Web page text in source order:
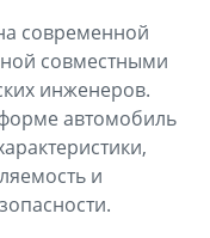
современной
совместными
инженеров.
автомобиль
и